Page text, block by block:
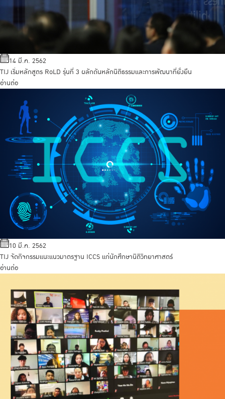
14 มี.ค. 2562
TIJ เริ่มหลักสูตร RoLD รุ่นที่ 3 ผลักดันหลักนิติธรรมและการพัฒนาที่ยั่งยืน
อ่านต่อ
10 มี.ค. 2562
TIJ จัดกิจกรรมแนะแนวมาตรฐาน ICCS แก่นักศึกษานิติวิทยาศาสตร์
อ่านต่อ